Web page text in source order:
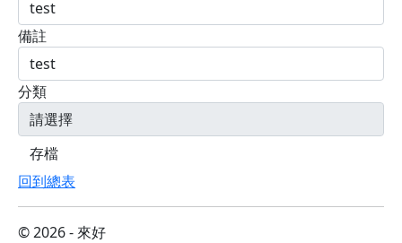
備註
分類
回到總表
© 2026 - 來好